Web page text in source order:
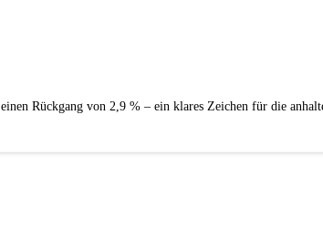
Rückgang von 2,9 % – ein klares Zeichen für die